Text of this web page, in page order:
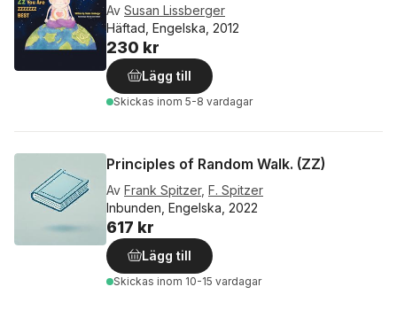
Av Susan Lissberger
Häftad, Engelska, 2012
230 kr
Lägg till
Skickas inom 5-8 vardagar
Principles of Random Walk. (ZZ)
Av Frank Spitzer, F. Spitzer
Inbunden, Engelska, 2022
617 kr
Lägg till
Skickas inom 10-15 vardagar